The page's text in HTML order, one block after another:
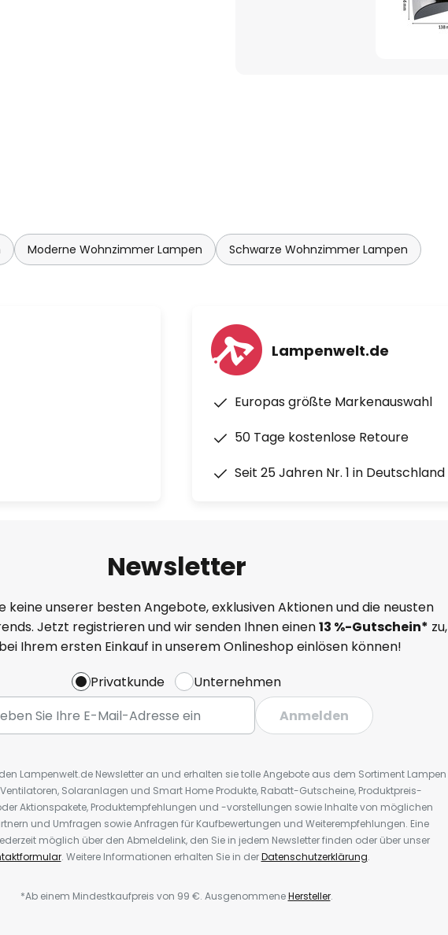
Moderne Wohnzimmer Lampen Schwarze Wohnzimmer Lampen
Lampenwelt.de
Europas größte Markenauswahl
50 Tage kostenlose Retoure
Seit 25 Jahren Nr. 1 in Deutschland
Newsletter
keine unserer besten Angebote, exklusiven Aktionen und die neusten
Jetzt registrieren und wir senden Ihnen einen13 %-Gutschein* zu,
Ihrem ersten Einkauf in unserem Onlineshop einlösen können!
Privatkunde
Unternehmen
Anmelden
Lampenwelt.de Newsletter an und erhalten sie tolle Angebote aus dem Sortiment Lampen
Solaranlagen und Smart Home Produkte, Rabatt-Gutscheine, Produktpreis-
Aktionspakete, Produktempfehlungen und -vorstellungen sowie Inhalte von möglichen
und Umfragen sowie Anfragen für Kaufbewertungen und Weiterempfehlungen. Eine
möglich über den Abmeldelink, den Sie in jedem Newsletter finden oder über unser
. Weitere Informationen erhalten Sie in derDatenschutzerklärung.
*Ab einem Mindestkaufpreis von 99 €. AusgenommeneHersteller.